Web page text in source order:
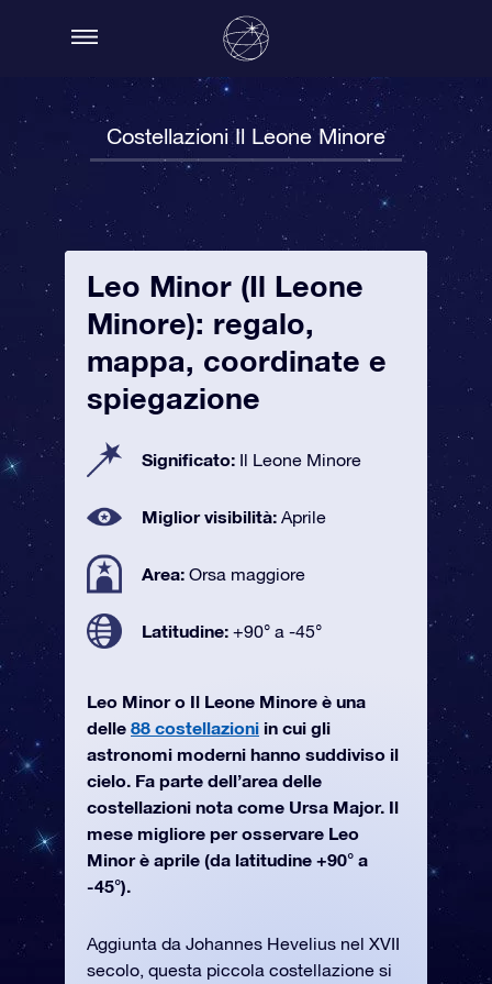
Costellazioni Il Leone Minore
Leo Minor (Il Leone
Minore): regalo,
mappa, coordinate e
spiegazione
Significato: Il Leone Minore
Miglior visibilità: Aprile
Area: Orsa maggiore
Latitudine: +90° a -45°
Leo Minor o Il Leone Minore è una
delle 88 costellazioni in cui gli
astronomi moderni hanno suddiviso il
cielo. Fa parte dell’area delle
costellazioni nota come Ursa Major. Il
mese migliore per osservare Leo
Minor è aprile (da latitudine +90° a
-45°).
Aggiunta da Johannes Hevelius nel XVII
secolo, questa piccola costellazione si